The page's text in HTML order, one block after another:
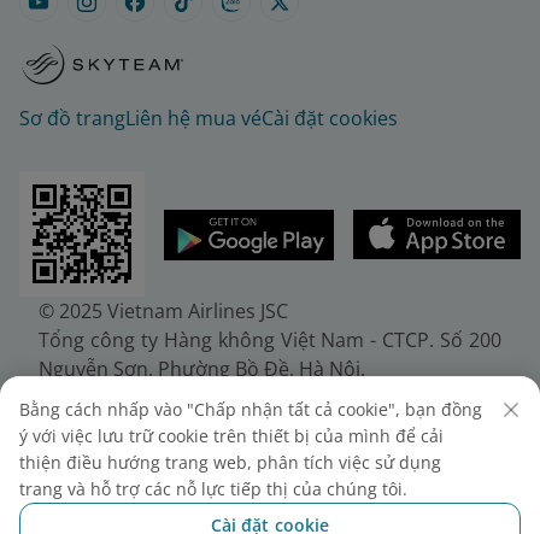
Sơ đồ trangLiên hệ mua véCài đặt cookies
© 2025 Vietnam Airlines JSC
Tổng công ty Hàng không Việt Nam - CTCP. Số 200
Nguyễn Sơn, Phường Bồ Đề, Hà Nội.
Điện thoại: (+84-24) 38272289. Fax: (+84-24)
38722375
Giấy chứng nhận đăng ký doanh nghiệp, mã số
doanh nghiệp 0100107518, đăng ký lần đầu ngày
30/6/2010, đăng ký thay đổi lần thứ 10 ngày
Bằng cách nhấp vào "Chấp nhận tất cả cookie", bạn đồng
ý với việc lưu trữ cookie trên thiết bị của mình để cải
thiện điều hướng trang web, phân tích việc sử dụng
trang và hỗ trợ các nỗ lực tiếp thị của chúng tôi.
Cài đặt cookie